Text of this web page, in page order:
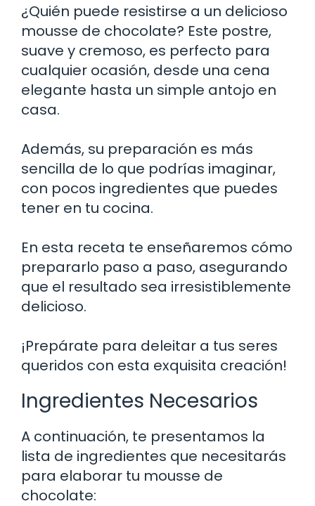
¿Quién puede resistirse a un delicioso
mousse de chocolate? Este postre,
suave y cremoso, es perfecto para
cualquier ocasión, desde una cena
elegante hasta un simple antojo en
casa.
Además, su preparación es más
sencilla de lo que podrías imaginar,
con pocos ingredientes que puedes
tener en tu cocina.
En esta receta te enseñaremos cómo
prepararlo paso a paso, asegurando
que el resultado sea irresistiblemente
delicioso.
¡Prepárate para deleitar a tus seres
queridos con esta exquisita creación!
Ingredientes Necesarios
A continuación, te presentamos la
lista de ingredientes que necesitarás
para elaborar tu mousse de
chocolate: